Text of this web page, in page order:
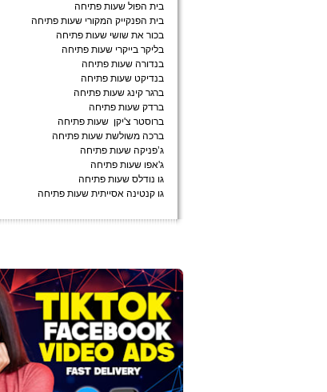
בית הפול שעות פתיחה
בית הפנקייק המקורי שעות פתיחה
בכור את שושי שעות פתיחה
בליקר בייקרי שעות פתיחה
בנדורה שעות פתיחה
בנדיקט שעות פתיחה
ברגר קינג שעות פתיחה
ברדק שעות פתיחה
ברוסטר צ'יקן שעות פתיחה
ברכה משולשת שעות פתיחה
ג’פניקה שעות פתיחה
ג'אפו שעות פתיחה
גו נודלס שעות פתיחה
גו קנטינה אסייתית שעות פתיחה